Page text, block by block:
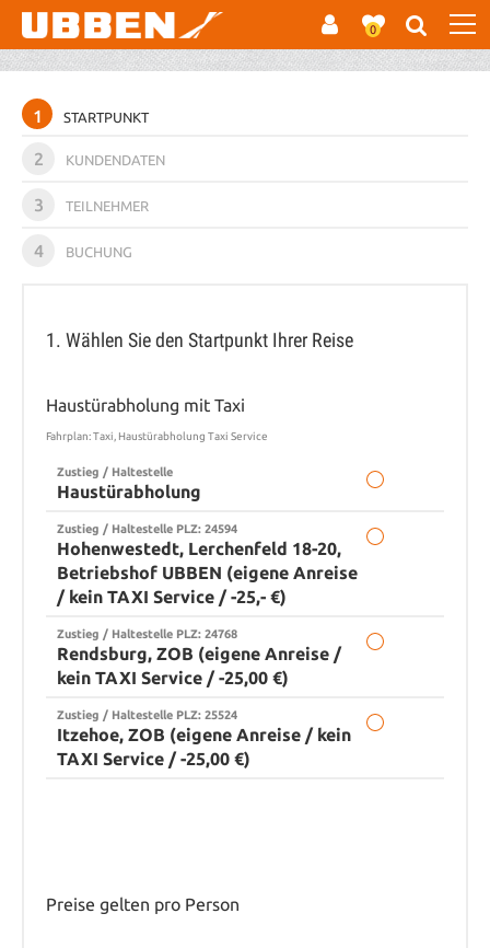
0
1 STARTPUNKT
2 KUNDENDATEN
3 TEILNEHMER
4 BUCHUNG
1. Wählen Sie den Startpunkt Ihrer Reise
Haustürabholung mit Taxi
Fahrplan: Taxi, Haustürabholung Taxi Service
Zustieg / Haltestelle
Haustürabholung
Zustieg / Haltestelle PLZ: 24594
Hohenwestedt, Lerchenfeld 18-20,
Betriebshof UBBEN (eigene Anreise
/ kein TAXI Service / -25,- €)
Zustieg / Haltestelle PLZ: 24768
Rendsburg, ZOB (eigene Anreise /
kein TAXI Service / -25,00 €)
Zustieg / Haltestelle PLZ: 25524
Itzehoe, ZOB (eigene Anreise / kein
TAXI Service / -25,00 €)
Preise gelten pro Person